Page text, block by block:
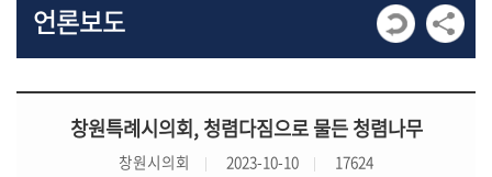
의
록
회
언론보도
창원특례시의회, 청렴다짐으로 물든 청렴나무
창원시의회 2023-10-10 17624